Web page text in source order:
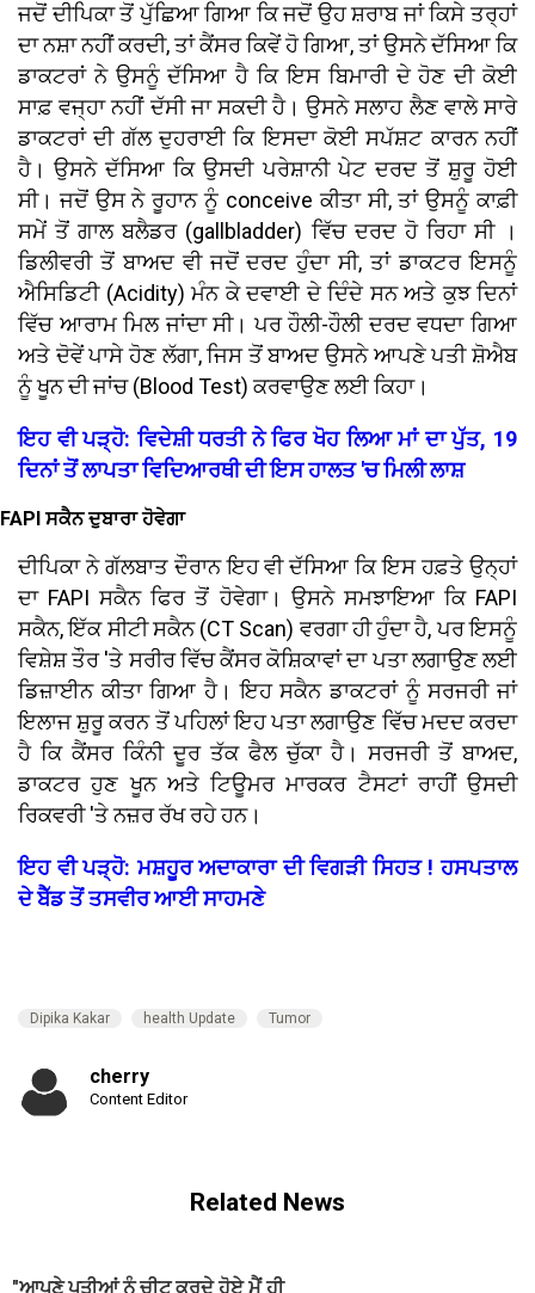
ਜਦੋਂ ਦੀਪਿਕਾ ਤੋਂ ਪੁੱਛਿਆ ਗਿਆ ਕਿ ਜਦੋਂ ਉਹ ਸ਼ਰਾਬ ਜਾਂ ਕਿਸੇ ਤਰ੍ਹਾਂ
ਦਾ ਨਸ਼ਾ ਨਹੀਂ ਕਰਦੀ, ਤਾਂ ਕੈਂਸਰ ਕਿਵੇਂ ਹੋ ਗਿਆ, ਤਾਂ ਉਸਨੇ ਦੱਸਿਆ ਕਿ
ਡਾਕਟਰਾਂ ਨੇ ਉਸਨੂੰ ਦੱਸਿਆ ਹੈ ਕਿ ਇਸ ਬਿਮਾਰੀ ਦੇ ਹੋਣ ਦੀ ਕੋਈ
ਸਾਫ਼ ਵਜ੍ਹਾ ਨਹੀਂ ਦੱਸੀ ਜਾ ਸਕਦੀ ਹੈ। ਉਸਨੇ ਸਲਾਹ ਲੈਣ ਵਾਲੇ ਸਾਰੇ
ਡਾਕਟਰਾਂ ਦੀ ਗੱਲ ਦੁਹਰਾਈ ਕਿ ਇਸਦਾ ਕੋਈ ਸਪੱਸ਼ਟ ਕਾਰਨ ਨਹੀਂ
ਹੈ। ਉਸਨੇ ਦੱਸਿਆ ਕਿ ਉਸਦੀ ਪਰੇਸ਼ਾਨੀ ਪੇਟ ਦਰਦ ਤੋਂ ਸ਼ੁਰੂ ਹੋਈ
ਸੀ। ਜਦੋਂ ਉਸ ਨੇ ਰੂਹਾਨ ਨੂੰ conceive ਕੀਤਾ ਸੀ, ਤਾਂ ਉਸਨੂੰ ਕਾਫ਼ੀ
ਸਮੇਂ ਤੋਂ ਗਾਲ ਬਲੈਡਰ (gallbladder) ਵਿੱਚ ਦਰਦ ਹੋ ਰਿਹਾ ਸੀ ।
ਡਿਲੀਵਰੀ ਤੋਂ ਬਾਅਦ ਵੀ ਜਦੋਂ ਦਰਦ ਹੁੰਦਾ ਸੀ, ਤਾਂ ਡਾਕਟਰ ਇਸਨੂੰ
ਐਸਿਡਿਟੀ (Acidity) ਮੰਨ ਕੇ ਦਵਾਈ ਦੇ ਦਿੰਦੇ ਸਨ ਅਤੇ ਕੁਝ ਦਿਨਾਂ
ਵਿੱਚ ਆਰਾਮ ਮਿਲ ਜਾਂਦਾ ਸੀ। ਪਰ ਹੌਲੀ-ਹੌਲੀ ਦਰਦ ਵਧਦਾ ਗਿਆ
ਅਤੇ ਦੋਵੇਂ ਪਾਸੇ ਹੋਣ ਲੱਗਾ, ਜਿਸ ਤੋਂ ਬਾਅਦ ਉਸਨੇ ਆਪਣੇ ਪਤੀ ਸ਼ੋਐਬ
ਨੂੰ ਖੂਨ ਦੀ ਜਾਂਚ (Blood Test) ਕਰਵਾਉਣ ਲਈ ਕਿਹਾ।
ਇਹ ਵੀ ਪੜ੍ਹੋ: ਵਿਦੇਸ਼ੀ ਧਰਤੀ ਨੇ ਫਿਰ ਖੋਹ ਲਿਆ ਮਾਂ ਦਾ ਪੁੱਤ, 19
ਦਿਨਾਂ ਤੋਂ ਲਾਪਤਾ ਵਿਦਿਆਰਥੀ ਦੀ ਇਸ ਹਾਲਤ 'ਚ ਮਿਲੀ ਲਾਸ਼
FAPI ਸਕੈਨ ਦੁਬਾਰਾ ਹੋਵੇਗਾ
ਦੀਪਿਕਾ ਨੇ ਗੱਲਬਾਤ ਦੌਰਾਨ ਇਹ ਵੀ ਦੱਸਿਆ ਕਿ ਇਸ ਹਫ਼ਤੇ ਉਨ੍ਹਾਂ
ਦਾ FAPI ਸਕੈਨ ਫਿਰ ਤੋਂ ਹੋਵੇਗਾ। ਉਸਨੇ ਸਮਝਾਇਆ ਕਿ FAPI
ਸਕੈਨ, ਇੱਕ ਸੀਟੀ ਸਕੈਨ (CT Scan) ਵਰਗਾ ਹੀ ਹੁੰਦਾ ਹੈ, ਪਰ ਇਸਨੂੰ
ਵਿਸ਼ੇਸ਼ ਤੌਰ 'ਤੇ ਸਰੀਰ ਵਿੱਚ ਕੈਂਸਰ ਕੋਸ਼ਿਕਾਵਾਂ ਦਾ ਪਤਾ ਲਗਾਉਣ ਲਈ
ਡਿਜ਼ਾਈਨ ਕੀਤਾ ਗਿਆ ਹੈ। ਇਹ ਸਕੈਨ ਡਾਕਟਰਾਂ ਨੂੰ ਸਰਜਰੀ ਜਾਂ
ਇਲਾਜ ਸ਼ੁਰੂ ਕਰਨ ਤੋਂ ਪਹਿਲਾਂ ਇਹ ਪਤਾ ਲਗਾਉਣ ਵਿੱਚ ਮਦਦ ਕਰਦਾ
ਹੈ ਕਿ ਕੈਂਸਰ ਕਿੰਨੀ ਦੂਰ ਤੱਕ ਫੈਲ ਚੁੱਕਾ ਹੈ। ਸਰਜਰੀ ਤੋਂ ਬਾਅਦ,
ਡਾਕਟਰ ਹੁਣ ਖੂਨ ਅਤੇ ਟਿਊਮਰ ਮਾਰਕਰ ਟੈਸਟਾਂ ਰਾਹੀਂ ਉਸਦੀ
ਰਿਕਵਰੀ 'ਤੇ ਨਜ਼ਰ ਰੱਖ ਰਹੇ ਹਨ।
ਇਹ ਵੀ ਪੜ੍ਹੋ: ਮਸ਼ਹੂਰ ਅਦਾਕਾਰਾ ਦੀ ਵਿਗੜੀ ਸਿਹਤ ! ਹਸਪਤਾਲ
ਦੇ ਬੈੱਡ ਤੋਂ ਤਸਵੀਰ ਆਈ ਸਾਹਮਣੇ
Dipika Kakar health Update Tumor
cherry
Content Editor
Related News
"ਆਪਣੇ ਪਤੀਆਂ ਨੂੰ ਚੀਟ ਕਰਦੇ ਹੋਏ ਮੈਂ ਹੀ